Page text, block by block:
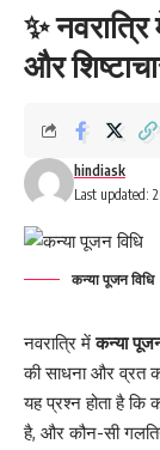
✨
और
Last updated:
hindiask
कन्या पूजन विधि
नवरात्रि मेंकन्या
की साधना और व्रत
यह प्रश्न होता है कि
है, और कौन-सी